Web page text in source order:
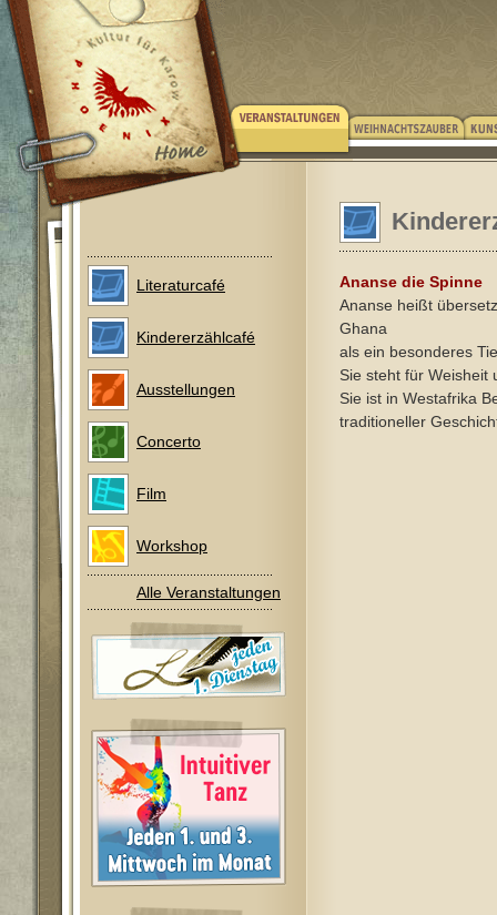
Literaturcafé
Kindererzählcafé
Ausstellungen
Concerto
Film
Workshop
Alle Veranstaltungen
Ananse die Spinne
Ananse heißt
Ghana
als ein besonderes
Sie steht für Weisheit
Sie ist in Westafrika
traditioneller